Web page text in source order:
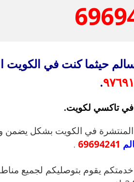
حيثما كنت في الكويت
.
في تاكسي لكويت.
المنتشرة في الكويت بشكل
69694241
.
يقوم بتوصليكم لجميع